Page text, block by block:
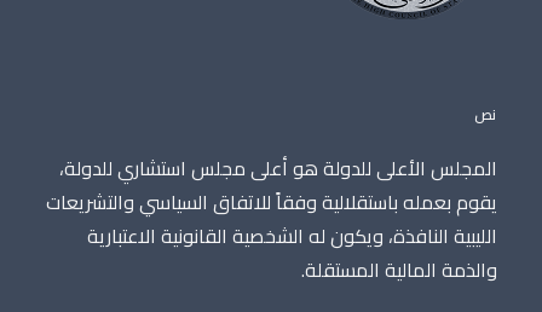
نص
المجلس الأعلى للدولة هو أعلى مجلس استشاري للدولة،
يقوم بعمله باستقلالية وفقاً للاتفاق السياسي والتشريعات
الليبية النافذة، ويكون له الشخصية القانونية الاعتبارية
والذمة المالية المستقلة.